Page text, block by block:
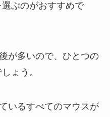
ぶのがおすすめで
が多いので、ひとつの
ょう。
いるすべてのマウスが